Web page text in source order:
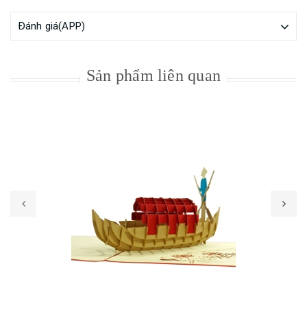
Đánh giá(APP)
Sản phẩm liên quan